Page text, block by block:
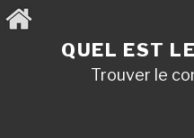
Aller
au
QUEL EST
Trouver le